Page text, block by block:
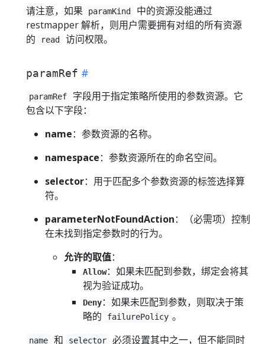
请注意，如果
paramKind
中的资源没能通过
restmapper 解析，则用户需要拥有对组的所有资源
的
read 访问权限。
paramRef
paramRef
字段用于指定策略所使用的参数资源。它
包含以下字段：
name：参数资源的名称。
namespace：参数资源所在的命名空间。
selector：用于匹配多个参数资源的标签选择算
符。
parameterNotFoundAction：（必需项）控制
在未找到指定参数时的行为。
允许的取值：
Allow：如果未匹配到参数，绑定会将其
视为验证成功。
Deny：如果未匹配到参数，则取决于策
略的
failurePolicy 。
name 和 selector 必须设置其中之一，但不能同时